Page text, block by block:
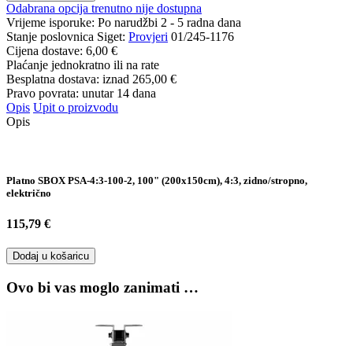
Odabrana opcija trenutno nije dostupna
Vrijeme isporuke: Po narudžbi 2 - 5 radna dana
Stanje poslovnica Siget: Provjeri 01/245-1176
Cijena dostave: 6,00 €
Plaćanje jednokratno ili na rate
Besplatna dostava: iznad 265,00 €
Pravo povrata: unutar 14 dana
Opis Upit o proizvodu
Opis
Platno SBOX PSA-4:3-100-2, 100" (200x150cm), 4:3, zidno/stropno,
električno
115,79 €
Dodaj u košaricu
Ovo bi vas moglo zanimati …